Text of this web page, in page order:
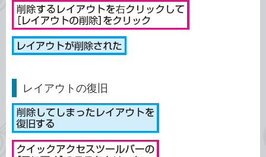
レイアウトの復旧